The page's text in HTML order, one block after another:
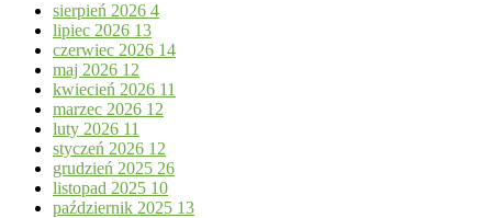
sierpień 2026 4
lipiec 2026 13
czerwiec 2026 14
maj 2026 12
kwiecień 2026 11
marzec 2026 12
luty 2026 11
styczeń 2026 12
grudzień 2025 26
listopad 2025 10
październik 2025 13